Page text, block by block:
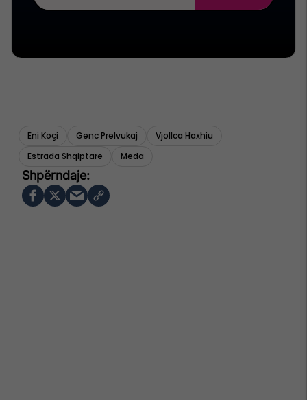
Eni Koçi Genc Prelvukaj
Vjollca Haxhiu
Estrada Shqiptare
Meda